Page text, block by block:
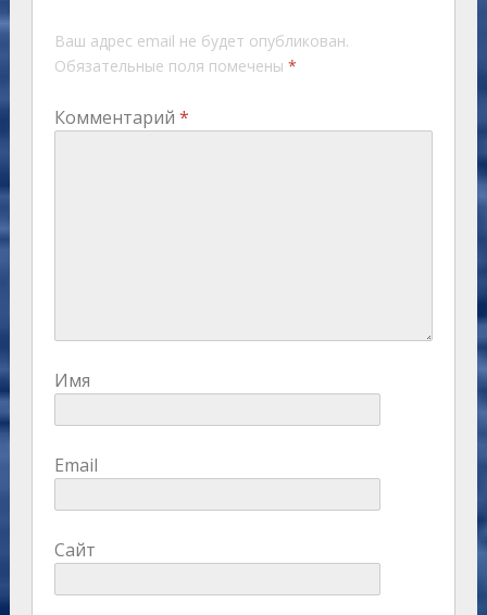
Ваш адрес email не будет опубликован.
Обязательные поля помечены *
Комментарий *
Имя
Email
Сайт